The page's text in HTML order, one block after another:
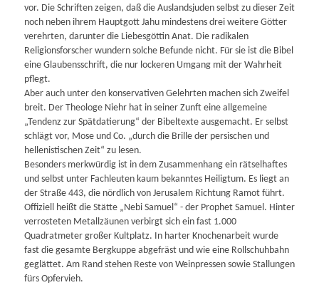
vor. Die Schriften zeigen, daß die Auslandsjuden selbst zu dieser Zeit
noch neben ihrem Hauptgott Jahu mindestens drei weitere Götter
verehrten, darunter die Liebesgöttin Anat. Die radikalen
Religionsforscher wundern solche Befunde nicht. Für sie ist die Bibel
eine Glaubensschrift, die nur lockeren Umgang mit der Wahrheit
pflegt.
Aber auch unter den konservativen Gelehrten machen sich Zweifel
breit. Der Theologe Niehr hat in seiner Zunft eine allgemeine
„Tendenz zur Spätdatierung“ der Bibeltexte ausgemacht. Er selbst
schlägt vor, Mose und Co. „durch die Brille der persischen und
hellenistischen Zeit“ zu lesen.
Besonders merkwürdig ist in dem Zusammenhang ein rätselhaftes
und selbst unter Fachleuten kaum bekanntes Heiligtum. Es liegt an
der Straße 443, die nördlich von Jerusalem Richtung Ramot führt.
Offiziell heißt die Stätte „Nebi Samuel“ - der Prophet Samuel. Hinter
verrosteten Metallzäunen verbirgt sich ein fast 1.000
Quadratmeter großer Kultplatz. In harter Knochenarbeit wurde
fast die gesamte Bergkuppe abgefräst und wie eine Rollschuhbahn
geglättet. Am Rand stehen Reste von Weinpressen sowie Stallungen
fürs Opfervieh.